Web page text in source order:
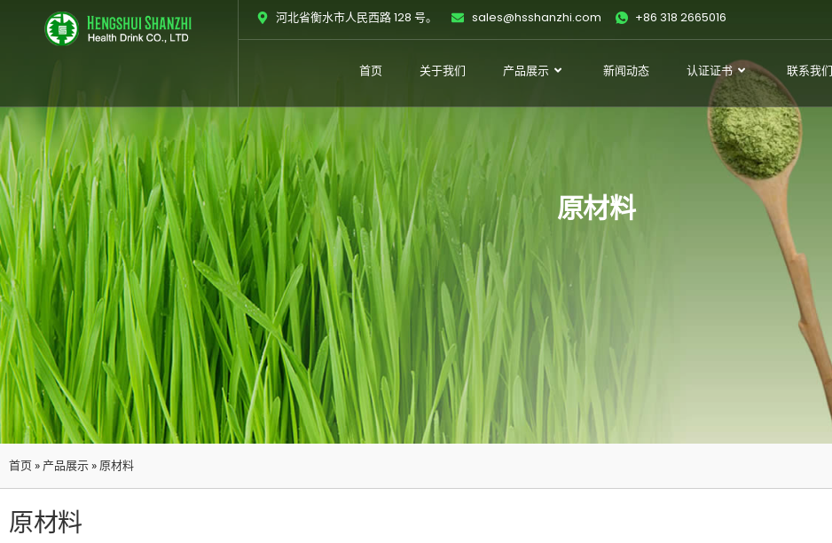
河北省衡水市人民西路 128 号。 sales@hsshanzhi.com +86 318 2665016
首页 关于我们 产品展示 新闻动态 认证证书 联系我们
原材料
首页 » 产品展示 » 原材料
原材料